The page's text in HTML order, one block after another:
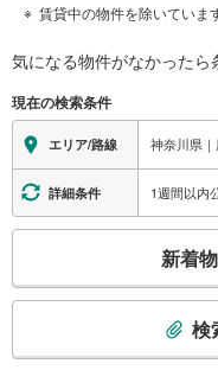
賃貸中の物件を除いています
気になる物件がなかったら
現在の検索条件
エリア/路線 神奈川県
詳細条件 1週間以内
検
新着
検